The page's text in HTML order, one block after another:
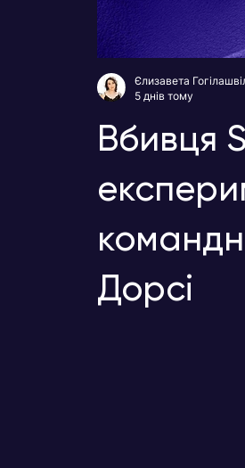
Вбивця
Дорсі
Єлизавета
5 днів тому